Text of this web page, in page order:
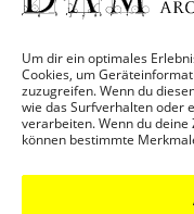
Um dir ein optimales
Cookies, um
zuzugreifen. Wenn du
wie das Surfverhalten oder
verarbeiten. Wenn du
können bestimmte
BESUCH